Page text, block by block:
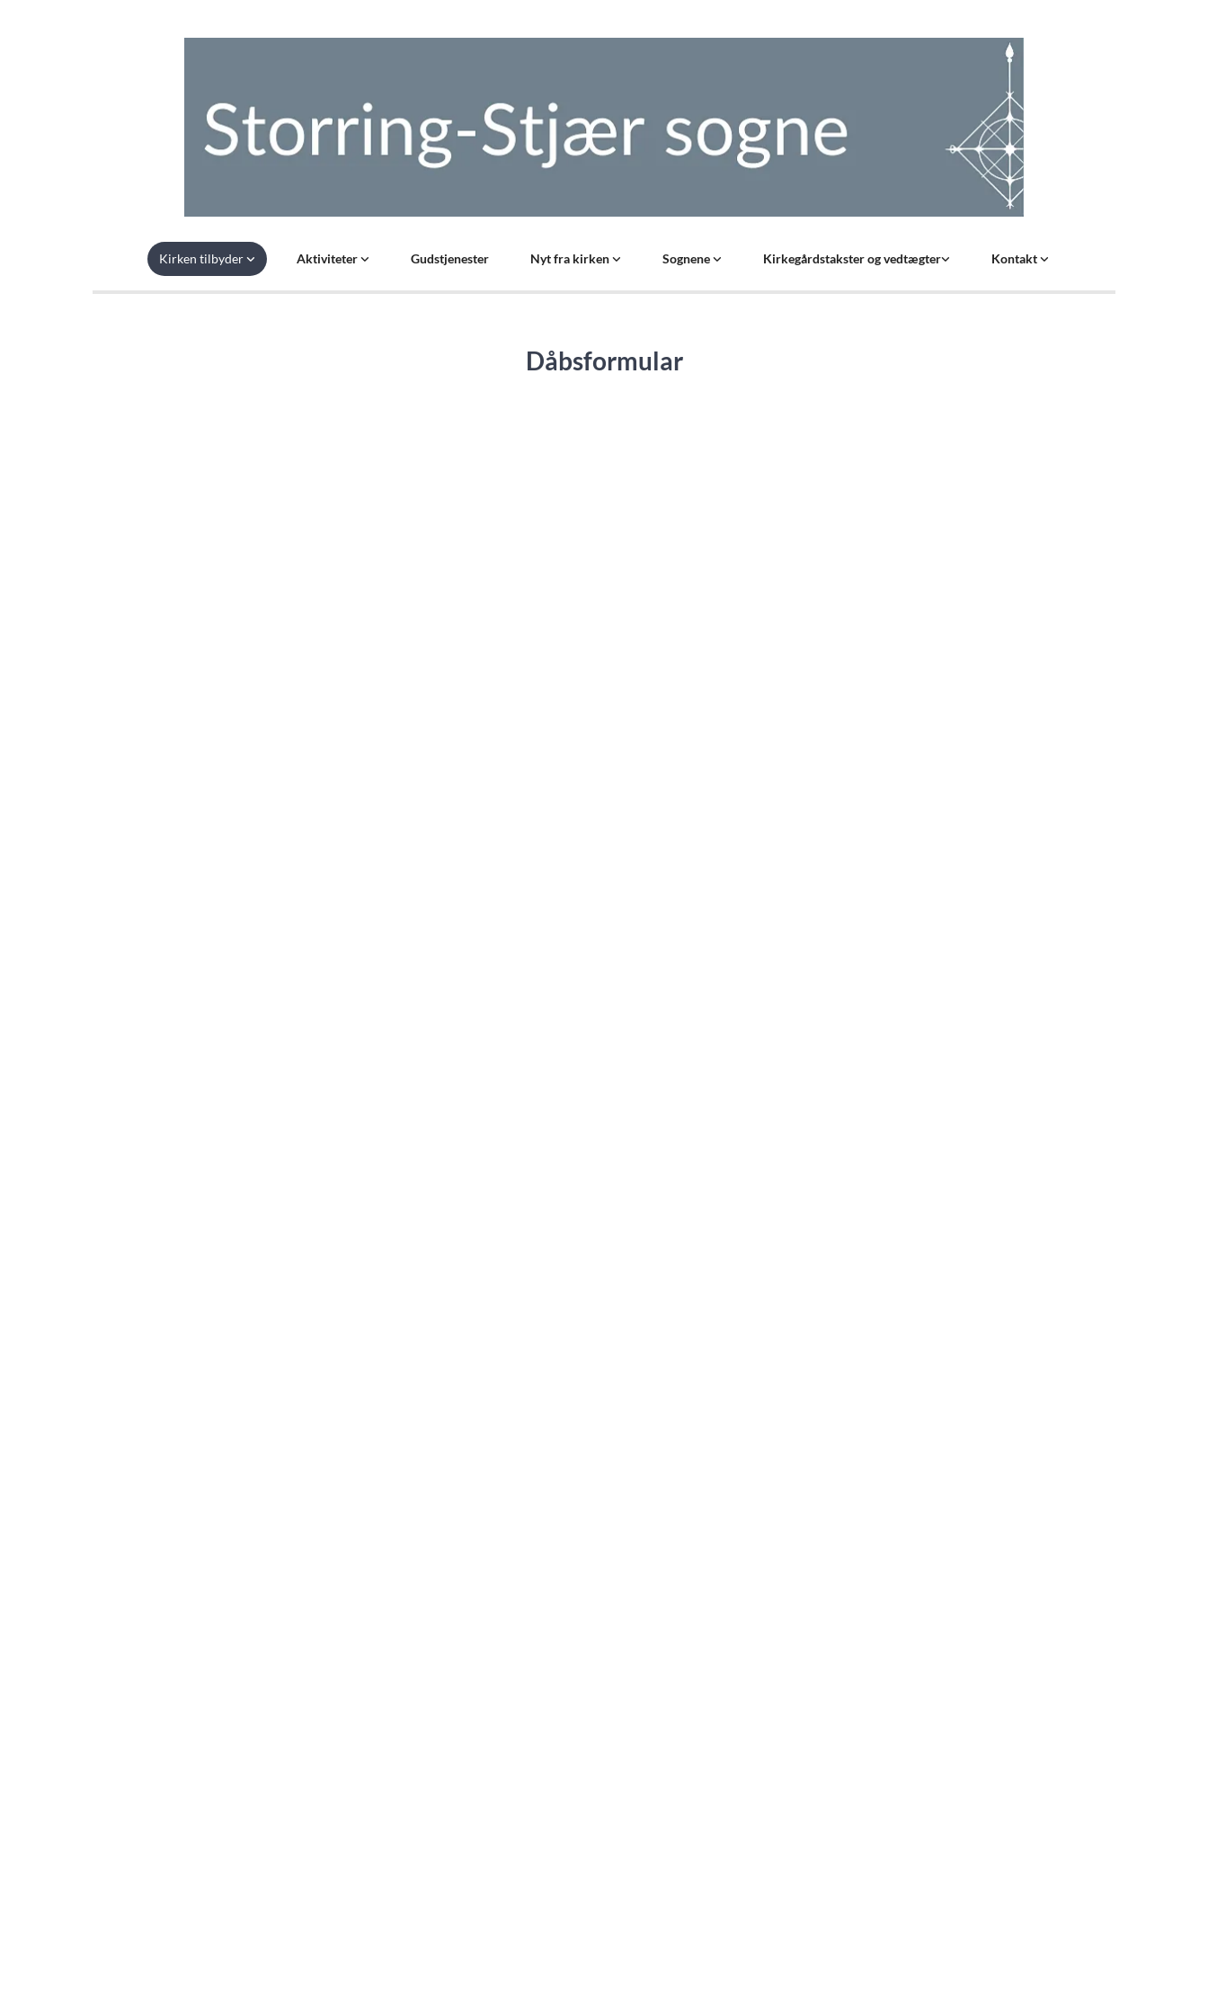
Kirken tilbyder Aktiviteter Gudstjenester Nyt fra kirken Sognene Kirkegårdstakster og vedtægter Kontakt
Dåbsformular